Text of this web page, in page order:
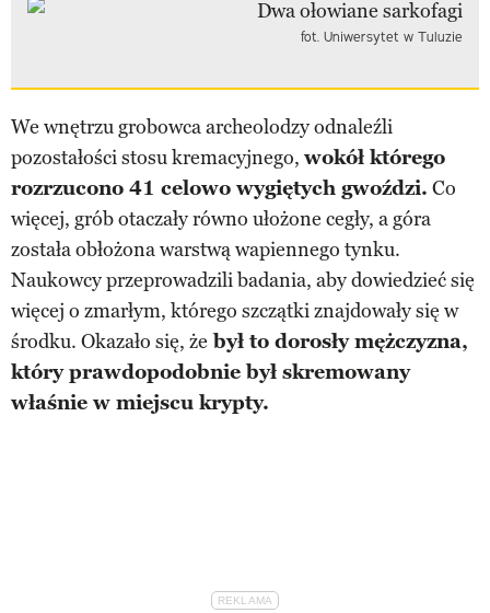
fot. Uniwersytet w Tuluzie
We wnętrzu grobowca archeolodzy odnaleźli
pozostałości stosu kremacyjnego, wokół którego
rozrzucono 41 celowo wygiętych gwoździ. Co
więcej, grób otaczały równo ułożone cegły, a góra
została obłożona warstwą wapiennego tynku.
Naukowcy przeprowadzili badania, aby dowiedzieć się
więcej o zmarłym, którego szczątki znajdowały się w
środku. Okazało się, że był to dorosły mężczyzna,
który prawdopodobnie był skremowany
właśnie w miejscu krypty.